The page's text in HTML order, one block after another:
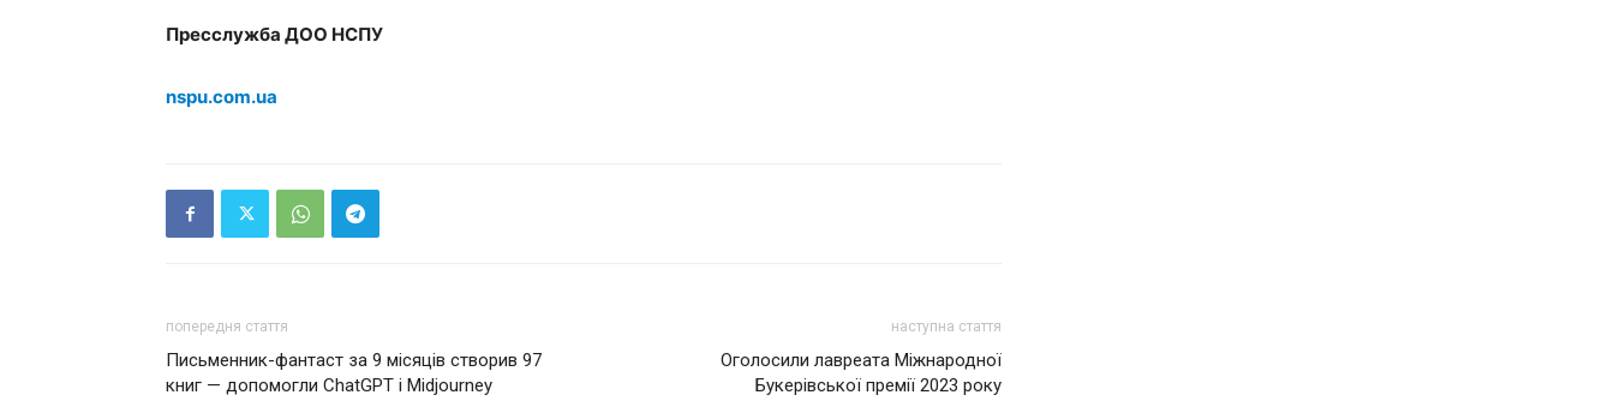
Пресслужба ДОО НСПУ
nspu.com.ua
попередня стаття
Письменник-фантаст за 9 місяців створив 97
книг — допомогли ChatGPT і Midjourney
наступна стаття
Оголосили лавреата Міжнародної
Букерівської премії 2023 року